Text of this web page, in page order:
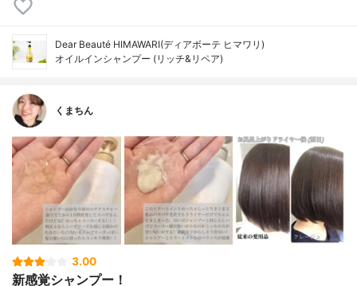
Dear Beauté HIMAWARI(ディアボーテ ヒマワリ)
オイルインシャンプー (リッチ&リペア)
くまちん
3.00
新感覚シャンプー！